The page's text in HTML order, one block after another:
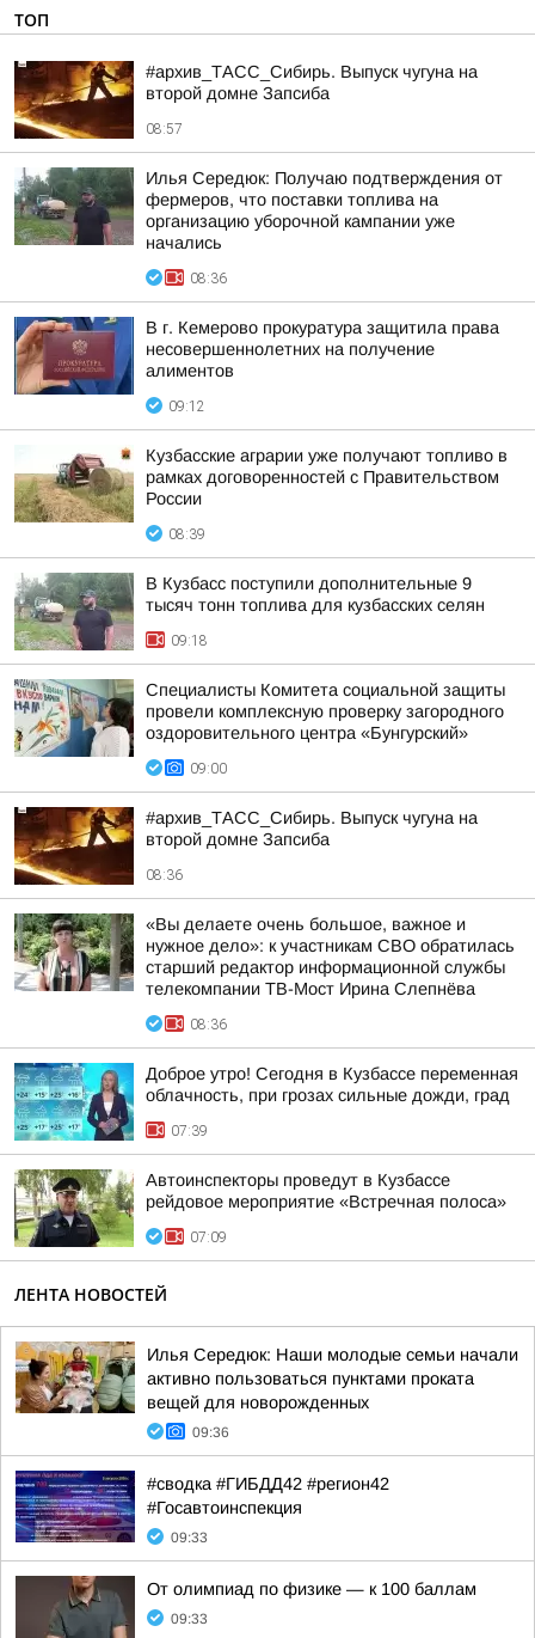
ТОП
#архив_ТАСС_Сибирь. Выпуск чугуна на
второй домне Запсиба
08:57
Илья Середюк: Получаю подтверждения от
фермеров, что поставки топлива на
организацию уборочной кампании уже
начались
08:36
В г. Кемерово прокуратура защитила права
несовершеннолетних на получение
алиментов
09:12
Кузбасские аграрии уже получают топливо в
рамках договоренностей с Правительством
России
08:39
В Кузбасс поступили дополнительные 9
тысяч тонн топлива для кузбасских селян
09:18
Специалисты Комитета социальной защиты
провели комплексную проверку загородного
оздоровительного центра «Бунгурский»
09:00
#архив_ТАСС_Сибирь. Выпуск чугуна на
второй домне Запсиба
08:36
«Вы делаете очень большое, важное и
нужное дело»: к участникам СВО обратилась
старший редактор информационной службы
телекомпании ТВ-Мост Ирина Слепнёва
08:36
Доброе утро! Сегодня в Кузбассе переменная
облачность, при грозах сильные дожди, град
07:39
Автоинспекторы проведут в Кузбассе
рейдовое мероприятие «Встречная полоса»
07:09
ЛЕНТА НОВОСТЕЙ
Илья Середюк: Наши молодые семьи начали
активно пользоваться пунктами проката
вещей для новорожденных
09:36
#сводка #ГИБДД42 #регион42
#Госавтоинспекция
09:33
От олимпиад по физике — к 100 баллам
09:33